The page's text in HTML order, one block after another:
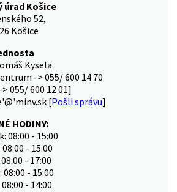
úrad Košice
52,
Košice
Kysela
-> 055/ 600 14 70
055/ 600 12 01]
[Pošli správu]
HODINY:
08:00 - 15:00
- 15:00
- 17:00
- 15:00
- 14:00